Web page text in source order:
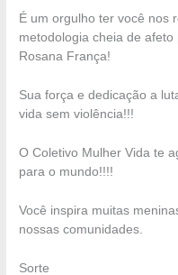
É um orgulho ter você nos
metodologia cheia de
Rosana França!
Sua força e dedicação a
vida sem violência!!!
OColetivo Mulher Vida te
para o mundo!!!!
Você inspira muitas
nossas comunidades.
Sorte